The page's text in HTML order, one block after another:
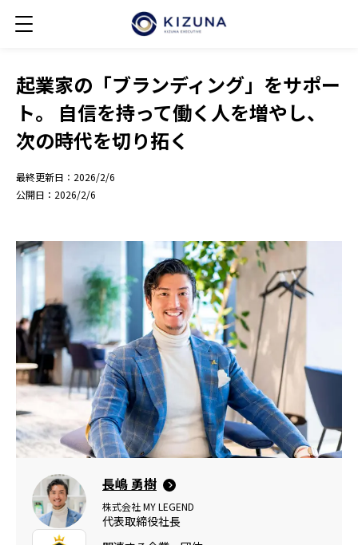
起業家の「ブランディング」をサポー
ト。 自信を持って働く人を増やし、
次の時代を切り拓く
最終更新日： 2026/2/6
公開日： 2026/2/6
長嶋 勇樹
株式会社 MY LEGEND
代表取締役社長